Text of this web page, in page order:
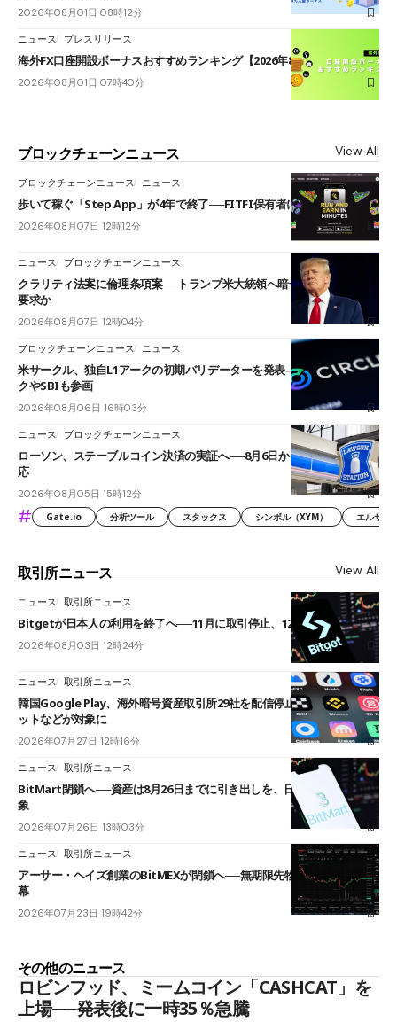
2026年08月01日 08時12分
ニュース プレスリリース
海外FX口座開設ボーナスおすすめランキング【2026年8月最新】
2026年08月01日 07時40分
ブロックチェーンニュース View All
ブロックチェーンニュース ニュース
歩いて稼ぐ「Step App」が4年で終了──FITFI保有者に対応呼びかけ
2026年08月07日 12時12分
ニュース ブロックチェーンニュース
クラリティ法案に倫理条項案──トランプ米大統領へ暗号資産事業の売却
要求か
2026年08月07日 12時04分
ブロックチェーンニュース ニュース
米サークル、独自L1アークの初期バリデーターを発表――ブラックロッ
クやSBIも参画
2026年08月06日 16時03分
ニュース ブロックチェーンニュース
ローソン、ステーブルコイン決済の実証へ──8月6日からJPYCやUSDC対
応
2026年08月05日 15時12分
# Gate.io 分析ツール スタックス シンボル（XYM） エルサル
取引所ニュース View All
ニュース 取引所ニュース
Bitgetが日本人の利用を終了へ──11月に取引停止、12月末に強制決済
2026年08月03日 12時24分
ニュース 取引所ニュース
韓国Google Play、海外暗号資産取引所29社を配信停止──OKXやバイビ
ットなどが対象に
2026年07月27日 12時16分
ニュース 取引所ニュース
BitMart閉鎖へ──資産は8月26日までに引き出しを、日本人利用者も対
象
2026年07月26日 13時03分
ニュース 取引所ニュース
アーサー・ヘイズ創業のBitMEXが閉鎖へ──無期限先物を生んだ11年に
幕
2026年07月23日 19時42分
その他のニュース
ロビンフッド、ミームコイン「CASHCAT」を
上場──発表後に一時35％急騰